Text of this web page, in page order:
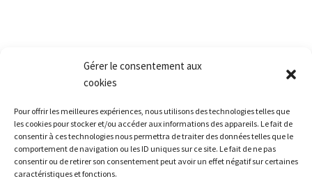
Gérer le consentement aux
cookies
Pour offrir les meilleures expériences, nous utilisons des technologies telles que
les cookies pour stocker et/ou accéder aux informations des appareils. Le fait de
consentir à ces technologies nous permettra de traiter des données telles que le
comportement de navigation ou les ID uniques sur ce site. Le fait de ne pas
consentir ou de retirer son consentement peut avoir un effet négatif sur certaines
caractéristiques et fonctions.
Frais de transport
Accès rapide
La société
La grêle
La formation